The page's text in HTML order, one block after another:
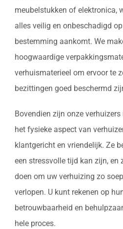
meubelstukken of elektronica,
alles veilig en onbeschadigd
bestemming aankomt. We
hoogwaardige
verhuismaterieel om ervoor te
bezittingen goed beschermd
Bovendien zijn onze
het fysieke aspect van
klantgericht en vriendelijk. Ze
een stressvolle tijd kan zijn, en
doen om uw verhuizing zo
verlopen. U kunt rekenen op
betrouwbaarheid en
hele proces.